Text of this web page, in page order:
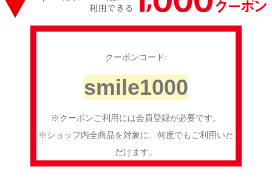
クーポンコード:
smile1000
※クーポンご利用には会員登録が必要です。
※ショップ内全商品を対象に、何度でもご利用いた
だけます。